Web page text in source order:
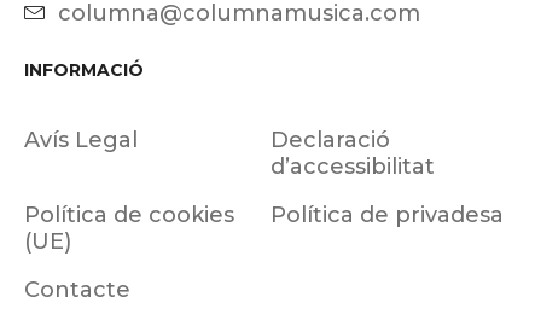
columna@columnamusica.com
INFORMACIÓ
Avís Legal
Declaració
d’accessibilitat
Política de cookies
(UE)
Política de privadesa
Contacte